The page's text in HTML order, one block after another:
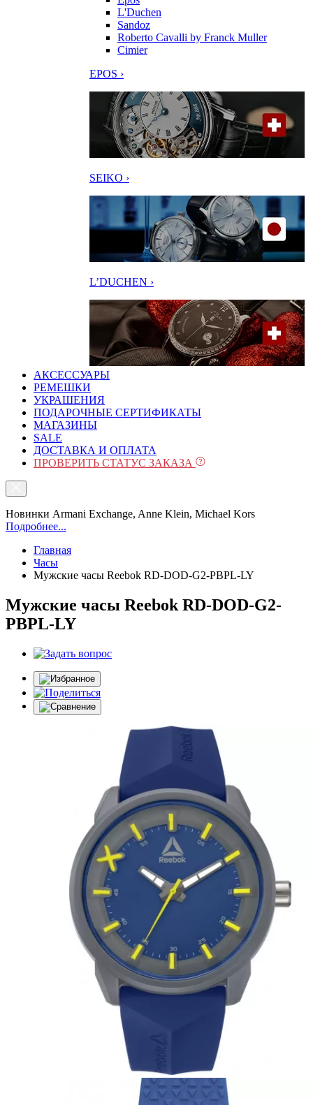
L'Duchen
Sandoz
Roberto Cavalli by Franck Muller
Cimier
EPOS ›
SEIKO ›
L’DUCHEN ›
АКСЕССУАРЫ
РЕМЕШКИ
УКРАШЕНИЯ
ПОДАРОЧНЫЕ СЕРТИФИКАТЫ
МАГАЗИНЫ
SALE
ДОСТАВКА И ОПЛАТА
ПРОВЕРИТЬ СТАТУС ЗАКАЗА
Новинки Armani Exchange, Anne Klein, Michael Kors
Подробнее...
Главная
Часы
Мужские часы Reebok RD-DOD-G2-PBPL-LY
Мужские часы Reebok RD-DOD-G2-
PBPL-LY